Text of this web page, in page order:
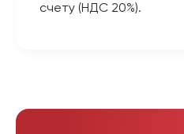
счету (НДС 20%).